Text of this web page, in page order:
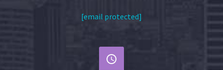
[email protected]

